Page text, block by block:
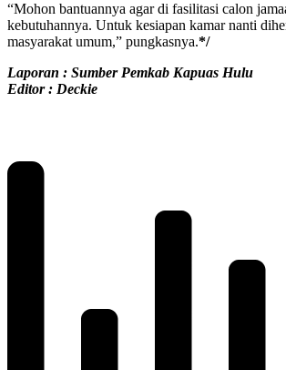
“Mohon bantuannya agar di fasilitasi calon
kebutuhannya. Untuk kesiapan kamar nanti
masyarakat umum,” pungkasnya.*/
Laporan : Sumber Pemkab Kapuas Hulu
Editor : Deckie